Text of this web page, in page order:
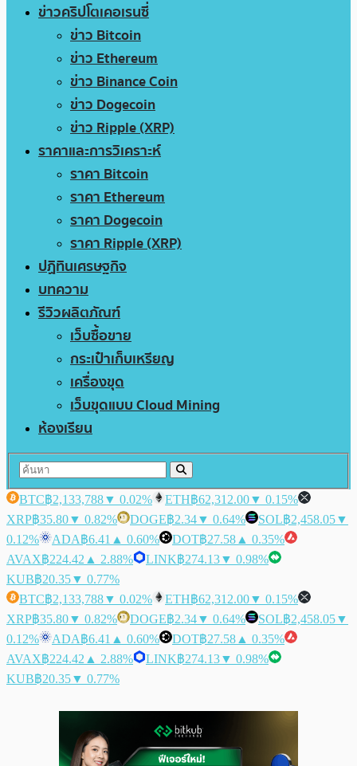
ข่าวคริปโตเคอเรนซี่
ข่าว Bitcoin
ข่าว Ethereum
ข่าว Binance Coin
ข่าว Dogecoin
ข่าว Ripple (XRP)
ราคาและการวิเคราะห์
ราคา Bitcoin
ราคา Ethereum
ราคา Dogecoin
ราคา Ripple (XRP)
ปฏิทินเศรษฐกิจ
บทความ
รีวิวผลิตภัณฑ์
เว็บซื้อขาย
กระเป๋าเก็บเหรียญ
เครื่องขุด
เว็บขุดแบบ Cloud Mining
ห้องเรียน
BTC฿2,133,788▼ 0.02% ETH฿62,312.00▼ 0.15%
XRP฿35.80▼ 0.82% DOGE฿2.34▼ 0.64% SOL฿2,458.05▼
0.12%
ADA฿6.41 ▲ 0.60% DOT฿27.58 ▲ 0.35%
AVAX฿224.42 ▲ 2.88% LINK฿274.13▼ 0.98%
KUB฿20.35▼ 0.77%
BTC฿2,133,788▼ 0.02% ETH฿62,312.00▼ 0.15%
XRP฿35.80▼ 0.82% DOGE฿2.34▼ 0.64% SOL฿2,458.05▼
0.12%
ADA฿6.41 ▲ 0.60% DOT฿27.58 ▲ 0.35%
AVAX฿224.42 ▲ 2.88% LINK฿274.13▼ 0.98%
KUB฿20.35▼ 0.77%